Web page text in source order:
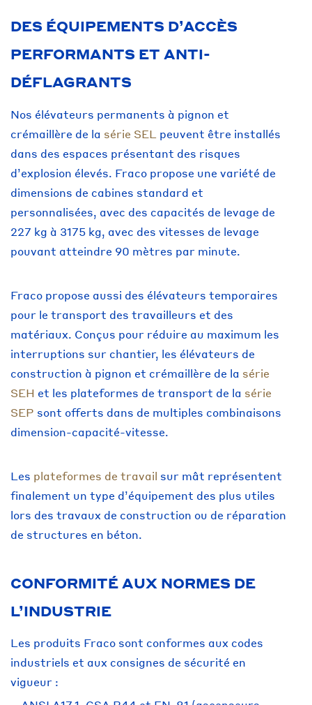
DES ÉQUIPEMENTS D’ACCÈS
PERFORMANTS ET ANTI-
DÉFLAGRANTS
Nos élévateurs permanents à pignon et
crémaillère de la série SEL peuvent être installés
dans des espaces présentant des risques
d’explosion élevés. Fraco propose une variété de
dimensions de cabines standard et
personnalisées, avec des capacités de levage de
227 kg à 3175 kg, avec des vitesses de levage
pouvant atteindre 90 mètres par minute.
Fraco propose aussi des élévateurs temporaires
pour le transport des travailleurs et des
matériaux. Conçus pour réduire au maximum les
interruptions sur chantier, les élévateurs de
construction à pignon et crémaillère de la série
SEH et les plateformes de transport de la série
SEP sont offerts dans de multiples combinaisons
dimension-capacité-vitesse.
Les plateformes de travail sur mât représentent
finalement un type d’équipement des plus utiles
lors des travaux de construction ou de réparation
de structures en béton.
CONFORMITÉ AUX NORMES DE
L’INDUSTRIE
Les produits Fraco sont conformes aux codes
industriels et aux consignes de sécurité en
vigueur :